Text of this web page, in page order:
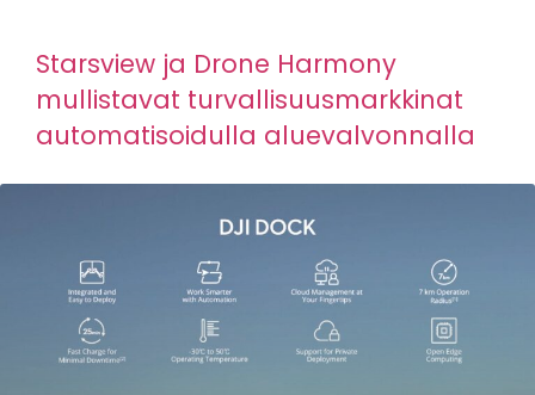
Starsview ja Drone Harmony
mullistavat turvallisuusmarkkinat
automatisoidulla aluevalvonnalla